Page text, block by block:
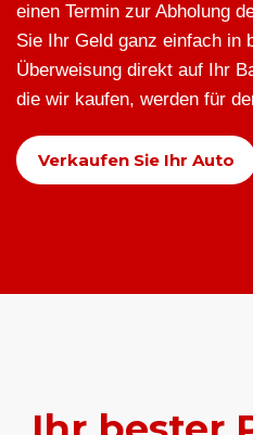
einen Termin zur Abholung
Sie Ihr Geld ganz einfach in
Überweisung direkt auf Ihr
die wir kaufen, werden für
Verkaufen Sie Ihr Auto